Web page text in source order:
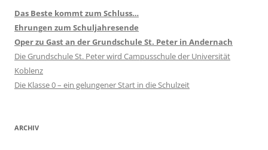
Das Beste kommt zum Schluss…
Ehrungen zum Schuljahresende
Oper zu Gast an der Grundschule St. Peter in Andernach
Die Grundschule St. Peter wird Campusschule der Universität
Koblenz
Die Klasse 0 – ein gelungener Start in die Schulzeit
ARCHIV